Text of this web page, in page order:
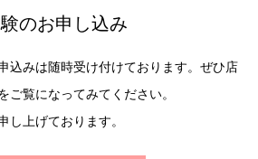
のお申し込み
込みは随時受け付けております。ぜひ店
ご覧になってみてください。
し上げております。